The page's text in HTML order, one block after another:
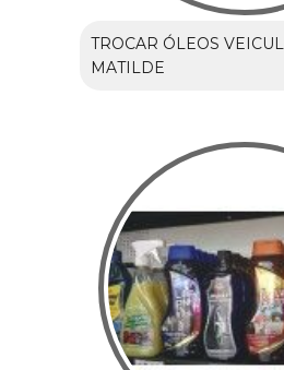
TROCAR ÓLEOS
MATILDE